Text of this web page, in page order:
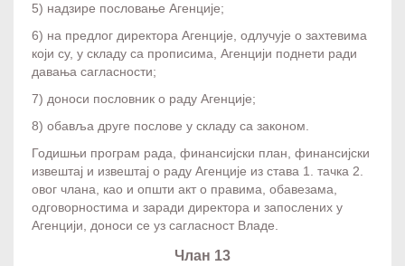
5) надзире пословање Агенције;
6) на предлог директора Агенције, одлучује о захтевима
који су, у складу са прописима, Агенцији поднети ради
давања сагласности;
7) доноси пословник о раду Агенције;
8) обавља друге послове у складу са законом.
Годишњи програм рада, финансијски план, финансијски
извештај и извештај о раду Агенције из става 1. тачка 2.
овог члана, као и општи акт о правима, обавезама,
одговорностима и заради директора и запослених у
Агенцији, доноси се уз сагласност Владе.
Члан 13